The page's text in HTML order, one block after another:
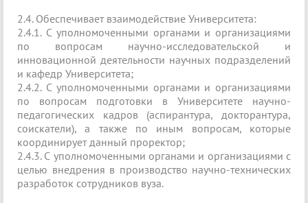
2.4. Обеспечивает взаимодействие Университета:
2.4.1. С уполномоченными органами и организациями
по вопросам научно-исследовательской и
инновационной деятельности научных подразделений
и кафедр Университета;
2.4.2. С уполномоченными органами и организациями
по вопросам подготовки в Университете научно-
педагогических кадров (аспирантура, докторантура,
соискатели), а также по иным вопросам, которые
координирует данный проректор;
2.4.3. С уполномоченными органами и организациями с
целью внедрения в производство научно-технических
разработок сотрудников вуза.